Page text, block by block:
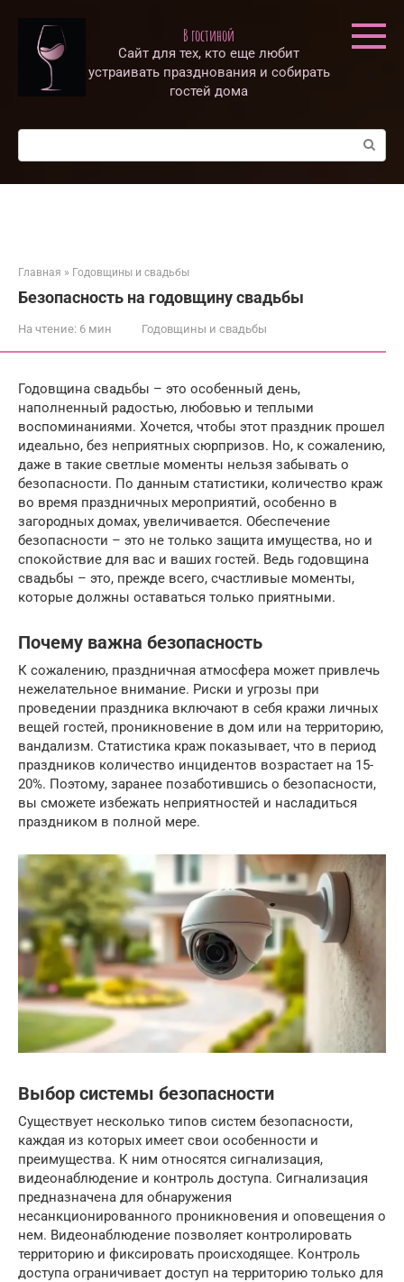
контенту
В гостиной
Сайт для тех, кто еще любит
устраивать празднования и собирать
гостей дома
Поиск:
Главная » Годовщины и свадьбы
Безопасность на годовщину свадьбы
На чтение: 6 мин Годовщины и свадьбы
Годовщина свадьбы – это особенный день,
наполненный радостью, любовью и теплыми
воспоминаниями. Хочется, чтобы этот праздник прошел
идеально, без неприятных сюрпризов. Но, к сожалению,
даже в такие светлые моменты нельзя забывать о
безопасности. По данным статистики, количество краж
во время праздничных мероприятий, особенно в
загородных домах, увеличивается. Обеспечение
безопасности – это не только защита имущества, но и
спокойствие для вас и ваших гостей. Ведь годовщина
свадьбы – это, прежде всего, счастливые моменты,
которые должны оставаться только приятными.
Почему важна безопасность
К сожалению, праздничная атмосфера может привлечь
нежелательное внимание. Риски и угрозы при
проведении праздника включают в себя кражи личных
вещей гостей, проникновение в дом или на территорию,
вандализм. Статистика краж показывает, что в период
праздников количество инцидентов возрастает на 15-
20%. Поэтому, заранее позаботившись о безопасности,
вы сможете избежать неприятностей и насладиться
праздником в полной мере.
Выбор системы безопасности
Существует несколько типов систем безопасности,
каждая из которых имеет свои особенности и
преимущества. К ним относятся сигнализация,
видеонаблюдение и контроль доступа. Сигнализация
предназначена для обнаружения
несанкционированного проникновения и оповещения о
нем. Видеонаблюдение позволяет контролировать
территорию и фиксировать происходящее. Контроль
доступа ограничивает доступ на территорию только для